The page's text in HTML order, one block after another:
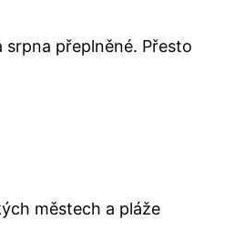
přeplněné. Přesto
městech a pláže